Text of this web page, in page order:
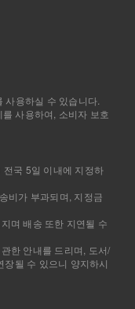
용하실 수 있습니다.
사용하여, 소비자 보호
국 5일 이내에 지정하
비가 부과되며, 지정금
며 배송 또한 지연될 수
한 안내를 드리며, 도서/
될 수 있으니 양지하시